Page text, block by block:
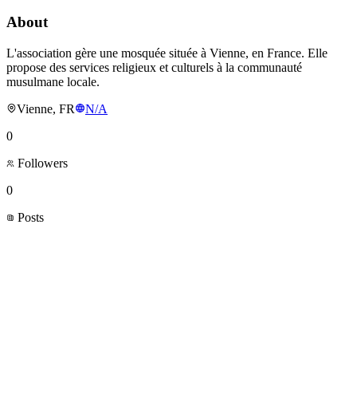
About
L'association gère une mosquée située à Vienne, en France. Elle
propose des services religieux et culturels à la communauté
musulmane locale.
Vienne, FR
N/A
0
Followers
0
Posts